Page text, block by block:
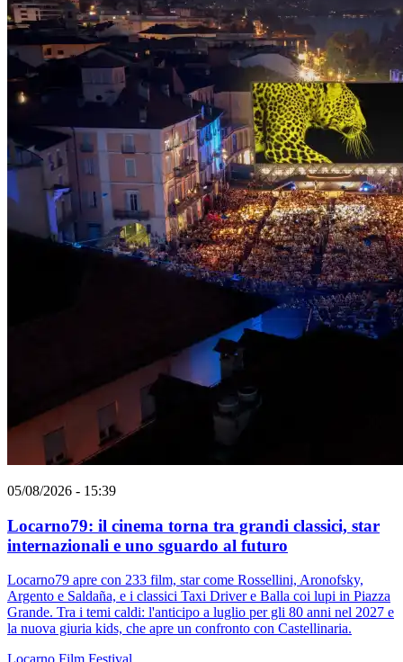
05/08/2026 - 15:39
Locarno79: il cinema torna tra grandi classici, star
internazionali e uno sguardo al futuro
Locarno79 apre con 233 film, star come Rossellini, Aronofsky,
Argento e Saldaña, e i classici Taxi Driver e Balla coi lupi in Piazza
Grande. Tra i temi caldi: l'anticipo a luglio per gli 80 anni nel 2027 e
la nuova giuria kids, che apre un confronto con Castellinaria.